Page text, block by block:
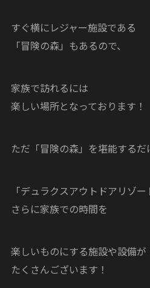
すぐ横にレジャー施設である
「冒険の森」もあるので、
家族で訪れるには
楽しい場所となっております！
ただ「冒険の森」を堪能するだ
「デュラクスアウトドアリゾ
さらに家族での時間を
楽しいものにする施設や設備が
たくさんございます！